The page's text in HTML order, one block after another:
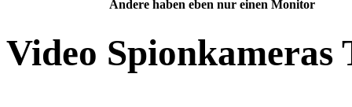
Andere haben eben nur einen Monitor
Video Spionkameras